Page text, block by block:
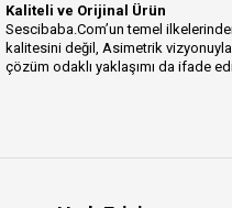
Kaliteli ve Orijinal Ürün
Sescibaba.Com’un temel
kalitesini değil, Asimetrik vizyonuyla
çözüm odaklı yaklaşımı da ifade